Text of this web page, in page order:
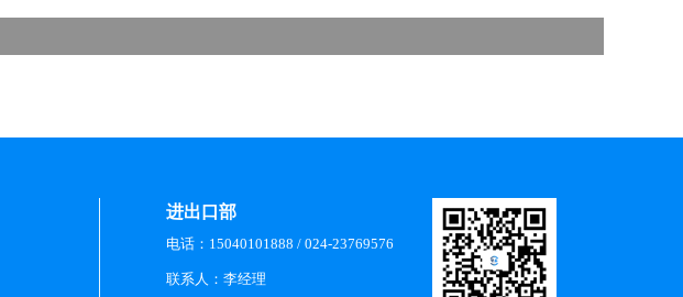
进出口部
电话：15040101888 / 024-23769576
联系人：李经理